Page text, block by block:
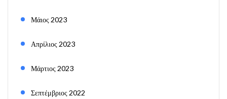
Μάιος 2023
Απρίλιος 2023
Μάρτιος 2023
Σεπτέμβριος 2022